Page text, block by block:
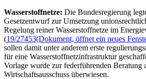
Wasserstoffnetze: Die Bundesregierung
Gesetzentwurf zur Umsetzung
Regelung reiner Wasserstoffnetze im
(19/27453(Dokument, öffnet ein neues
sollen damit unter anderem erste
für eine Wasserstoffnetzinfrastruktur
Vorlage wurde zur federführenden Beratung
Wirtschaftsausschuss überwiesen.